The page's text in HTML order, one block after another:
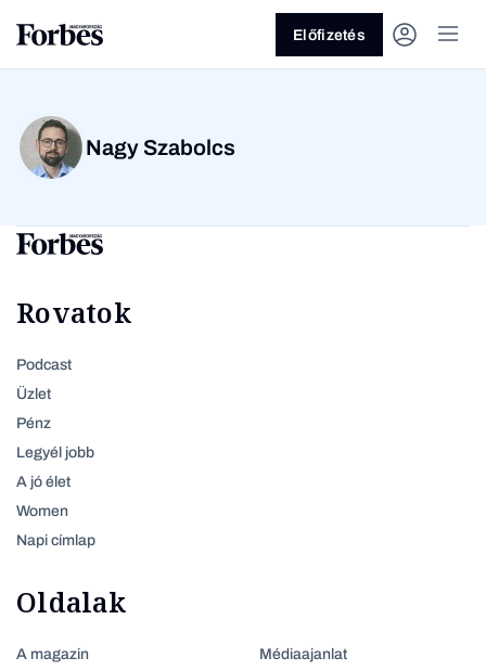
Előfizetés
Nagy Szabolcs
Rovatok
Podcast
Üzlet
Pénz
Legyél jobb
A jó élet
Women
Napi címlap
Oldalak
A magazin
Médiaajanlat